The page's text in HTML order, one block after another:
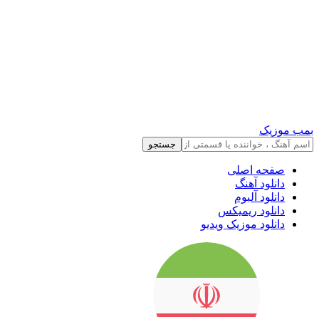
بمب موزیک
جستجو
صفحه اصلی
دانلود آهنگ
دانلود آلبوم
دانلود ریمیکس
دانلود موزیک ویدیو